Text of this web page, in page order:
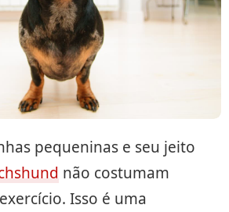
pequeninas e seu jeito
não costumam
Isso é uma